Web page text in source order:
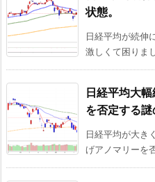
状態。
日経平均が続伸
激しくて困りま
日経平均大
を否定する謎
日経平均が大き
げアノマリーを